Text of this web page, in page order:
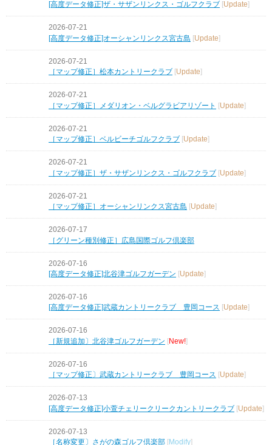
[高度データ修正]ザ・サザンリンクス・ゴルフクラブ
Update
2026-07-21
[高度データ修正]オーシャンリンクス宮古島 [Update]
2026-07-21
［マップ修正］松本カントリークラブ
Update
2026-07-21
［マップ修正］メダリオン・ベルグラビアリゾート
[Update]
2026-07-21
［マップ修正］ベルビーチゴルフクラブ [Update]
2026-07-21
［マップ修正］ザ・サザンリンクス・ゴルフクラブ [Update]
2026-07-21
［マップ修正］オーシャンリンクス宮古島 [Update]
2026-07-17
［グリーン種別修正］広島国際ゴルフ倶楽部
2026-07-16
[高度データ修正]北谷津ゴルフガーデン [Update]
2026-07-16
[高度データ修正]武蔵カントリークラブ 豊岡コース
Update
2026-07-16
［新規追加〕北谷津ゴルフガーデン [New!]
2026-07-16
［マップ修正〕武蔵カントリークラブ 豊岡コース
Update
2026-07-13
[高度データ修正]小萱チェリークリークカントリークラブ [Update]
2026-07-13
［名称変更〕さがの森ゴルフ倶楽部
Modify